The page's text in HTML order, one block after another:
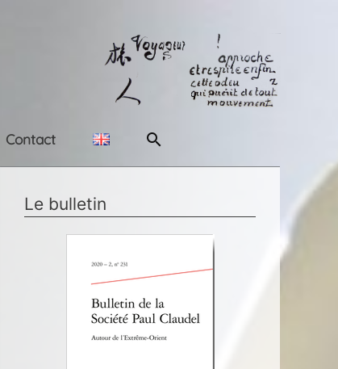
Contact Rechercher
Le bulletin